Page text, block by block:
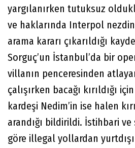
yargılanırken tutuksuz
ve haklarında Interpol
arama kararı çıkarıldığı
Sorguç’un İstanbul’da bir
villanın penceresinden
çalışırken bacağı kırıldığı
kardeşi Nedim’in ise halen
arandığı bildirildi. İstihbari
göre illegal yollardan